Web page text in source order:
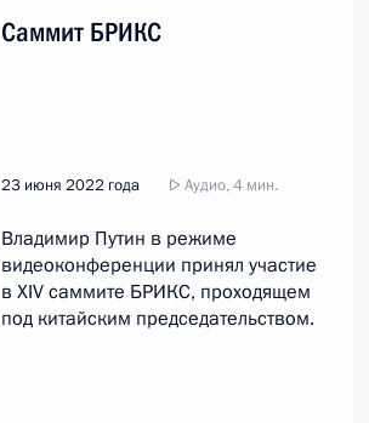
Саммит БРИКС
23 июня 2022 года Аудио, 4 мин.
Владимир Путин в режиме
видеоконференции принял участие
в XIV саммите БРИКС, проходящем
под китайским председательством.